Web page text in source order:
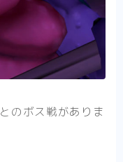
とのボス戦がありま